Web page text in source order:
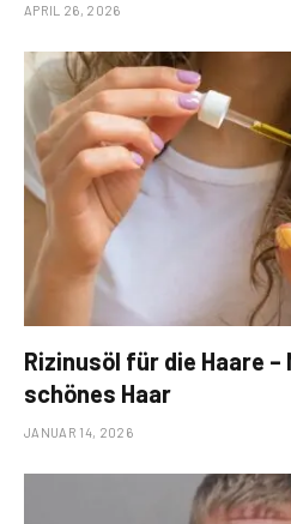
APRIL 26, 2026
Rizinusöl für die Haare
schönes Haar
JANUAR 14, 2026